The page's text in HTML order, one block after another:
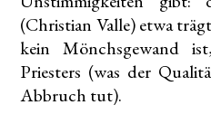
(Christian Valle) etwa
kein Mönchsgewand
Priesters (was der
Abbruch tut).